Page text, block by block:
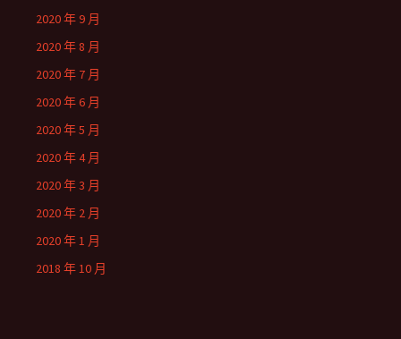
2020 年 9 月
2020 年 8 月
2020 年 7 月
2020 年 6 月
2020 年 5 月
2020 年 4 月
2020 年 3 月
2020 年 2 月
2020 年 1 月
2018 年 10 月